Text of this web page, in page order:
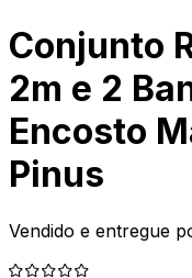
Conjunto
2m e 2
Encosto
Pinus
Vendido e entregue